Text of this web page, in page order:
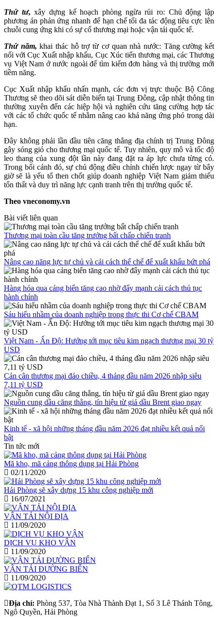
Thứ tư,xây dựng kế hoạch phòng ngừa rủi ro: Chủ động lập
phương án phản ứng nhanh để hạn chế tối đa tác động tiêu cực lên
chuỗi cung ứng khi có sự cố thương mại hoặc vận tải quốc tế.
Thứ năm, khai thác hỗ trợ từ cơ quan nhà nước: Tăng cường kết
nối với Cục Xuất nhập khẩu, Cục Xúc tiến thương mại, các Thương
vụ Việt Nam ở nước ngoài để tìm kiếm đơn hàng và thị trường mới
tiềm năng.
Cục Xuất nhập khẩu nhấn mạnh, các đơn vị trực thuộc Bộ Công
Thương sẽ theo dõi sát diễn biến tại Trung Đông, cập nhật thông tin
thường xuyên đến các hiệp hội và nghiên cứu tăng cường hợp tác
với các tổ chức quốc tế nhằm nâng cao khả năng ứng phó trong dài
hạn.
Đây không phải lần đầu tiên căng thẳng địa chính trị Trung Đông
gây sóng gió cho thương mại quốc tế. Tuy nhiên, quy mô và tốc độ
leo thang của xung đột lần này đang đặt ra áp lực chưa từng có.
Trong bối cảnh đó, sự chủ động điều chỉnh chiến lược ngay từ bây
giờ sẽ là yếu tố then chốt giúp doanh nghiệp Việt Nam giảm thiểu
tổn thất và duy trì năng lực cạnh tranh trên thị trường quốc tế.
Theo vneconomy.vn
Bài viết liên quan
Thương mại toàn cầu tăng trưởng bất chấp chiến tranh
Nâng cao năng lực tự chủ và cải cách thể chế để xuất khẩu bứt phá
Hàng hóa qua cảng biển tăng cao nhờ đẩy mạnh cải cách thủ tục
hành chính
Sáu hiểu nhầm của doanh nghiệp trong thực thi Cơ chế CBAM
Việt Nam - Ấn Độ: Hướng tới mục tiêu kim ngạch thương mại 30 tỷ
USD
Cán cân thương mại đảo chiều, 4 tháng đầu năm 2026 nhập siêu
7,11 tỷ USD
Nguồn cung dầu căng thẳng, tín hiệu từ giá dầu Brent giao ngay
Kinh tế - xã hội những tháng đầu năm 2026 đạt nhiều kết quả nổi
bật
Tin tức mới
Mã kho, mã cảng thông dụng tại Hải Phòng
02/11/2020
Hải Phòng sẽ xây dựng 15 khu công nghiệp mới
16/07/2021
VẬN TẢI NỘI ĐỊA
11/09/2020
DỊCH VỤ KHO VẬN
11/09/2020
VẬN TẢI ĐƯỜNG BIỂN
11/09/2020
Địa chỉ: Phòng 537, Tòa Nhà Thành Đạt 1, Số 3 Lê Thánh Tông,
Ngô Quyền, Hải Phòng